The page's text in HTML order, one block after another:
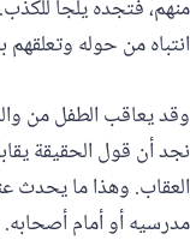
منهم، فتجده يلجأ
انتباه من حوله
وقد يعاقب الطفل من
نجد أن قول الحقيقة
العقاب. وهذا ما يحدث
مدرسيه أو أمام أصحابه.